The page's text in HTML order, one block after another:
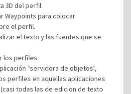
3D del perfil.
Waypoints para colocar
el perfil.
el texto y las fuentes que se
los perfiles
"servidora de objetos",
perfiles en aquellas aplicaciones
todas las de edicion de texto